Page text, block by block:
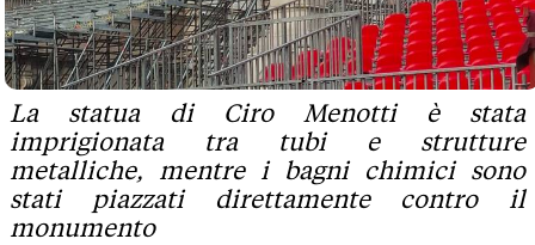
La statua di Ciro Menotti è stata
imprigionata tra tubi e strutture
metalliche, mentre i bagni chimici sono
stati piazzati direttamente contro il
monumento